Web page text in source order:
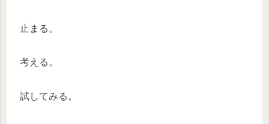
止まる。
考える。
試してみる。